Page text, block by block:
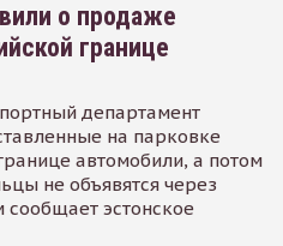
о продаже
границе
департамент
на парковке
автомобили, а потом
не объявятся через
сообщает эстонское